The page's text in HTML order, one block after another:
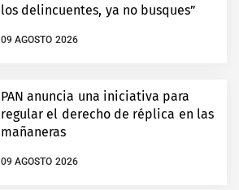
los delincuentes, ya no busques”
09 AGOSTO 2026
PAN anuncia una iniciativa para
regular el derecho de réplica en las
mañaneras
09 AGOSTO 2026